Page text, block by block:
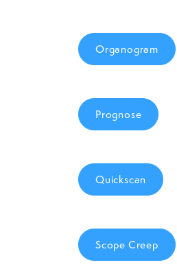
Organogram
Prognose
Quickscan
Scope Creep